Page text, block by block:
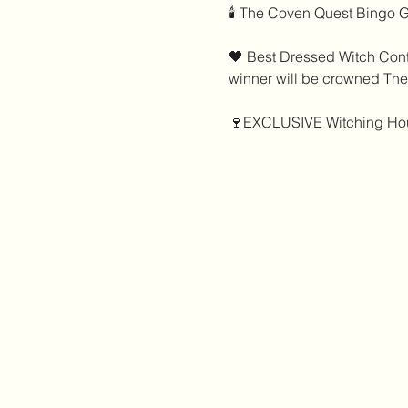
🕯️ The Coven Quest Bingo
🖤 Best Dressed Witch
winner will be crowned
🍷EXCLUSIVE Witching